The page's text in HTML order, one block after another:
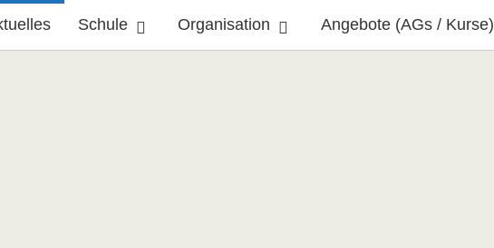
Schule Organisation Angebote (AGs / Kurse)